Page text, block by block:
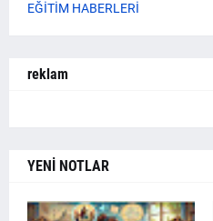
EĞİTİM HABERLERİ
reklam
YENİ NOTLAR